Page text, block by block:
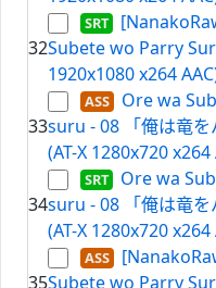
32Subete wo Parry
1920x1080 x264
33
Ore wa
suru - 08 「俺は竜を
(AT-X 1280x720 x264
34
Ore wa
suru - 08 「俺は竜を
(AT-X 1280x720
35Subete wo Parry